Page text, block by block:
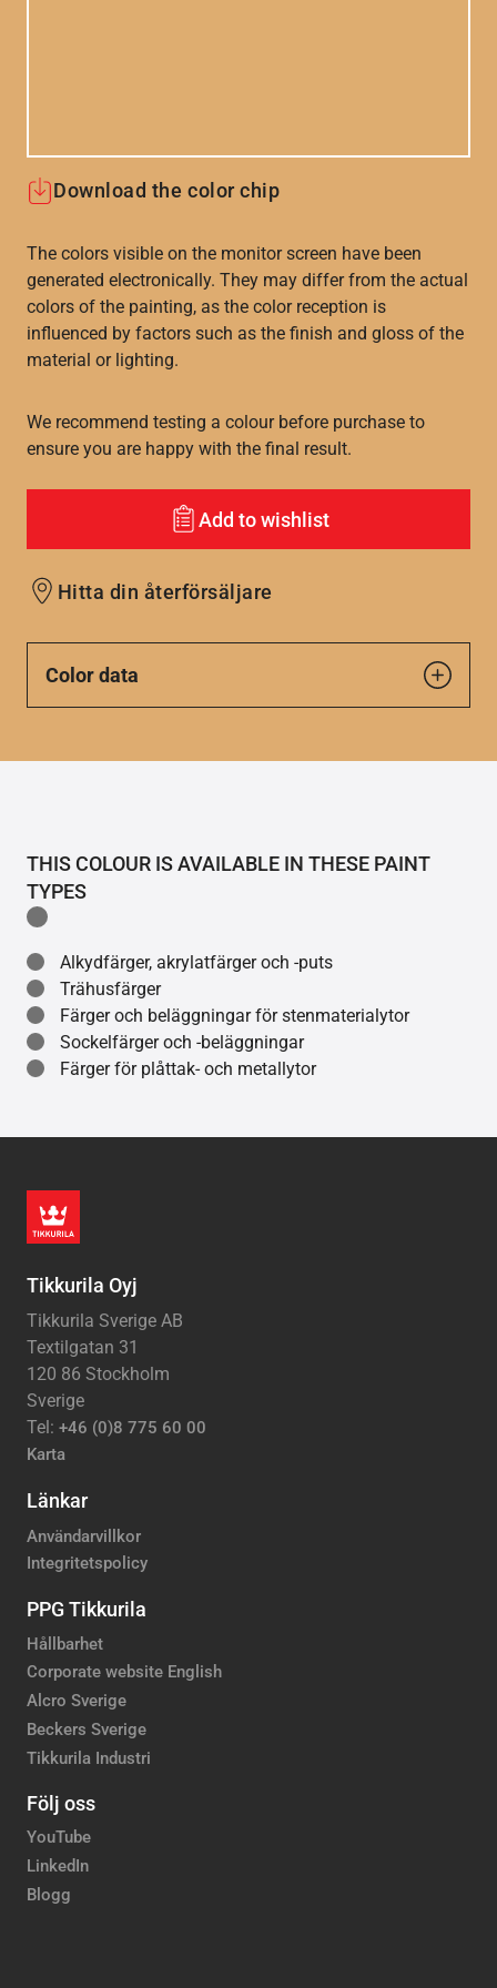
Download the color chip
The colors visible on the monitor screen have been
generated electronically. They may differ from the actual
colors of the painting, as the color reception is
influenced by factors such as the finish and gloss of the
material or lighting.
We recommend testing a colour before purchase to
ensure you are happy with the final result.
Add to wishlist
Hitta din återförsäljare
Color data
THIS COLOUR IS AVAILABLE IN THESE PAINT
TYPES
Alkydfärger, akrylatfärger och -puts
Trähusfärger
Färger och beläggningar för stenmaterialytor
Sockelfärger och -beläggningar
Färger för plåttak- och metallytor
Tikkurila Oyj
Tikkurila Sverige AB
Textilgatan 31
120 86 Stockholm
Sverige
Tel: +46 (0)8 775 60 00
Karta
Länkar
Användarvillkor
Integritetspolicy
PPG Tikkurila
Hållbarhet
Corporate website English
Alcro Sverige
Beckers Sverige
Tikkurila Industri
Följ oss
YouTube
LinkedIn
Blogg